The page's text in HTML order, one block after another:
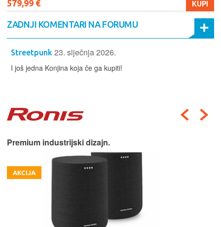
679,99 € KUPI
ZADNJI KOMENTARI NA FORUMU
Streetpunk 23. siječnja 2026.
I još jedna Konjina koja če ga kupiti!
Pravi britanski audiofilski zvučnik.
AKCIJA